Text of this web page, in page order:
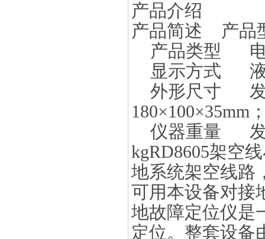
产品介绍
产品简述 产
产品类型 电
显示方式 液
外形尺寸 发
180×100×35mm
仪器重量 发
kgRD8605架空
地系统架空线路
可用本设备对接
地故障定位仪是
定位。整套设备